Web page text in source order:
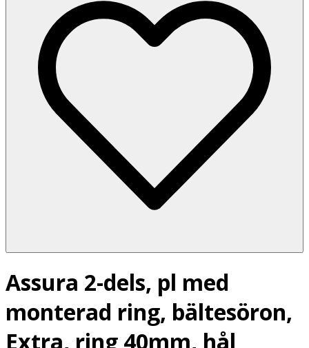
Assura 2-dels, pl med
monterad ring, bältesöron,
Extra, ring 40mm, hål